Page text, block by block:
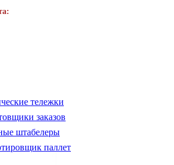
тележки
заказов
штабелеры
паллет